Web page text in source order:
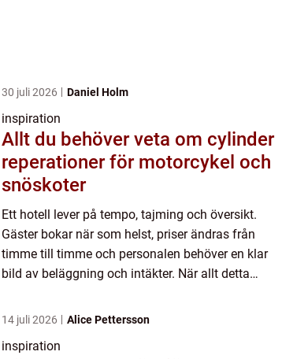
30 juli 2026 Daniel Holm
inspiration
Allt du behöver veta om cylinder
reperationer för motorcykel och
snöskoter
Ett hotell lever på tempo, tajming och översikt.
Gäster bokar när som helst, priser ändras från
timme till timme och personalen behöver en klar
bild av beläggning och intäkter. När allt detta
14 juli 2026 Alice Pettersson
inspiration